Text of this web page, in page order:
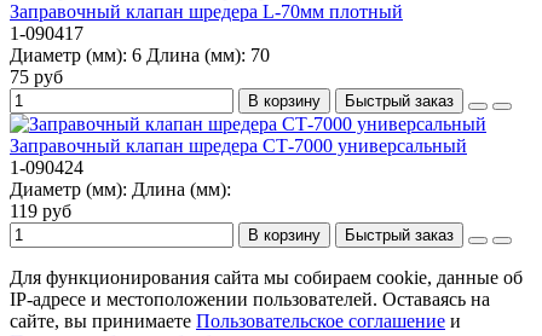
Заправочный клапан шредера L-70мм плотный
1-090417
Диаметр (мм): 6 Длина (мм): 70
75 руб
В корзину Быстрый заказ
Заправочный клапан шредера СТ-7000 универсальный
1-090424
Диаметр (мм): Длина (мм):
119 руб
В корзину Быстрый заказ
Для функционирования сайта мы собираем cookie, данные об
IP-адресе и местоположении пользователей. Оставаясь на
сайте, вы принимаете Пользовательское соглашение и